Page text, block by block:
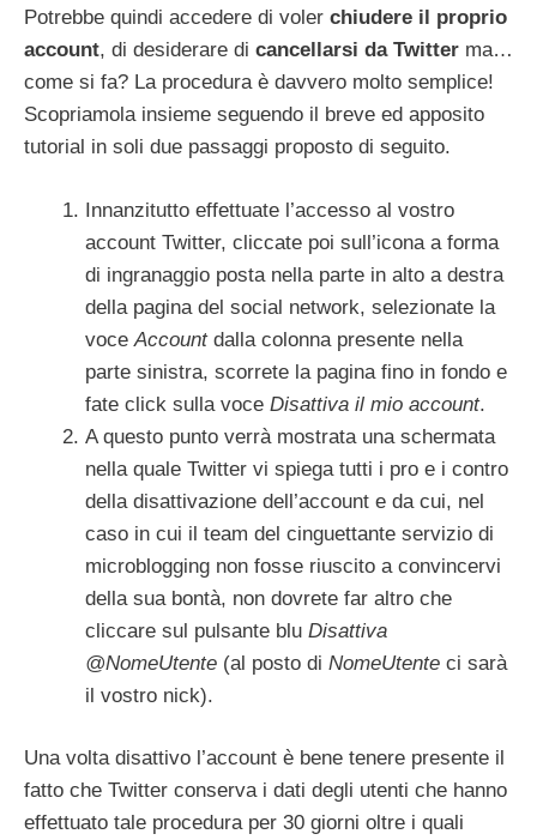
Potrebbe quindi accedere di voler chiudere il proprio
account, di desiderare di cancellarsi da Twitter ma…
come si fa? La procedura è davvero molto semplice!
Scopriamola insieme seguendo il breve ed apposito
tutorial in soli due passaggi proposto di seguito.
Innanzitutto effettuate l’accesso al vostro
account Twitter, cliccate poi sull’icona a forma
di ingranaggio posta nella parte in alto a destra
della pagina del social network, selezionate la
voce Accountdalla colonna presente nella
parte sinistra, scorrete la pagina fino in fondo e
fate click sulla voce Disattiva il mio account.
A questo punto verrà mostrata una schermata
nella quale Twitter vi spiega tutti i pro e i contro
della disattivazione dell’account e da cui, nel
caso in cui il team del cinguettante servizio di
microblogging non fosse riuscito a convincervi
della sua bontà, non dovrete far altro che
cliccare sul pulsante blu Disattiva
@NomeUtente (al posto di NomeUtente ci sarà
il vostro nick).
Una volta disattivo l’account è bene tenere presente il
fatto che Twitter conserva i dati degli utenti che hanno
effettuato tale procedura per 30 giorni oltre i quali